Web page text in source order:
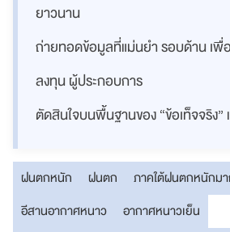
ยาวนาน
ถ่ายทอดข้อมูลที่แม่นยำ รอบด้าน เพื่
ลงทุน ผู้ประกอบการ
ตัดสินใจบนพื้นฐานของ “ข้อเท็จจริง”
ฝนตกหนัก ฝนตก ภาคใต้ฝนตกหนักม
อีสานอากาศหนาว
อากาศหนาวเย็น